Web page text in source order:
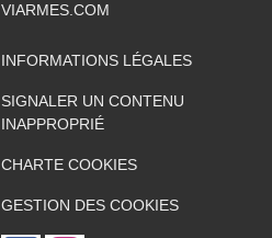
VIARMES.COM
INFORMATIONS LÉGALES
SIGNALER UN CONTENU
INAPPROPRIÉ
CHARTE COOKIES
GESTION DES COOKIES